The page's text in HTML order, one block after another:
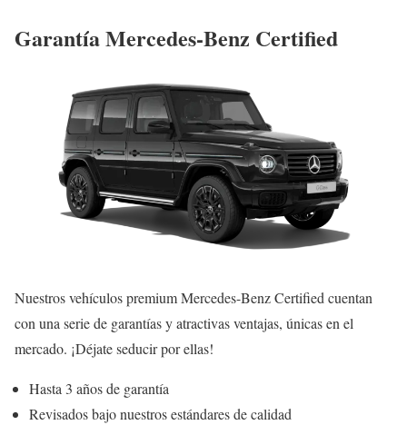
Garantía Mercedes-Benz Certified
Nuestros vehículos premium Mercedes-Benz Certified cuentan
con una serie de garantías y atractivas ventajas, únicas en el
mercado. ¡Déjate seducir por ellas!
Hasta 3 años de garantía
Revisados bajo nuestros estándares de calidad